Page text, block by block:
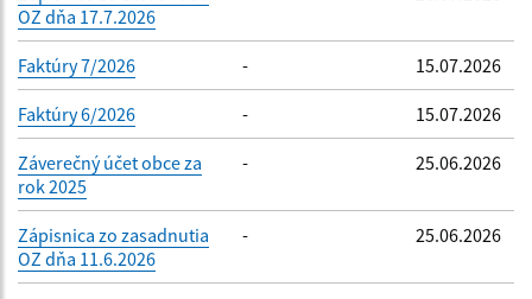
Filtrovať
OZ dňa 17.7.2026
Faktúry 7/2026 - 15.07.2026
Faktúry 6/2026 - 15.07.2026
Záverečný účet obce za
rok 2025
- 25.06.2026
Zápisnica zo zasadnutia
OZ dňa 11.6.2026
- 25.06.2026